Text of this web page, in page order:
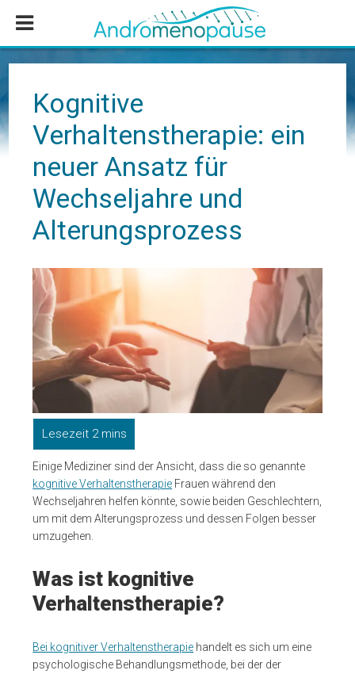
Inhalt
springen
Seitenspalte
springen
Fußzeile
springen
Kognitive
Verhaltenstherapie: ein
neuer Ansatz für
Wechseljahre und
Alterungsprozess
Einige Mediziner sind der Ansicht, dass die so genannte
kognitive Verhaltenstherapie Frauen während den
Wechseljahren helfen könnte, sowie beiden Geschlechtern,
um mit dem Alterungsprozess und dessen Folgen besser
umzugehen.
Was ist kognitive
Verhaltenstherapie?
Bei kognitiver Verhaltenstherapie handelt es sich um eine
psychologische Behandlungsmethode, bei der der